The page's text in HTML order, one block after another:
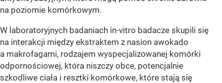
na poziomie komórkowym.
W laboratoryjnych badaniach in-vitro badacze skupili się
na interakcji między ekstraktem z nasion awokado
a makrofagami, rodzajem wyspecjalizowanej komórki
odpornościowej, która niszczy obce, potencjalnie
szkodliwe ciała i resztki komórkowe, które stają się